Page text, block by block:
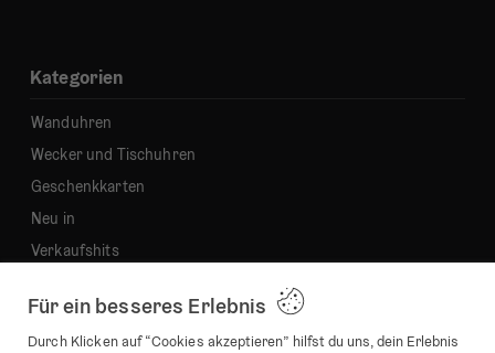
Für ein besseres Erlebnis
Durch Klicken auf “Cookies akzeptieren” hilfst du uns, dein Erlebnis
Kategorien
Wanduhren
Wecker und Tischuhren
Geschenkkarten
Neu in
Verkaufshits